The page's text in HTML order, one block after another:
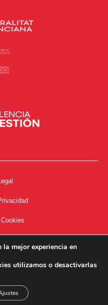
mejor experiencia en
utilizamos o desactivarlas